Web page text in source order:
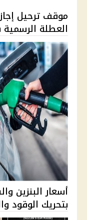
العطلة
أسعار البنزين
بتحريك الوقود